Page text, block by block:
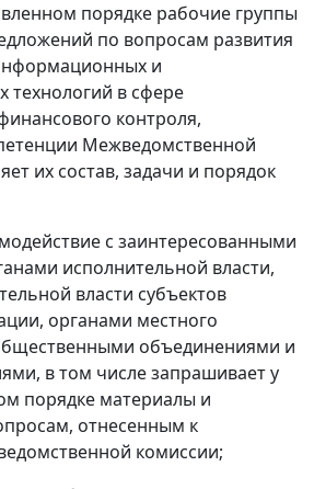
порядке рабочие группы
по вопросам развития
и
технологий в сфере
контроля,
Межведомственной
их состав, задачи и порядок
с заинтересованными
исполнительной власти,
власти субъектов
органами местного
объединениями и
в том числе запрашивает у
порядке материалы и
отнесенным к
комиссии;